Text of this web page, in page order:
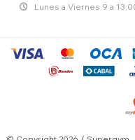
Lunes a Viernes 9 a